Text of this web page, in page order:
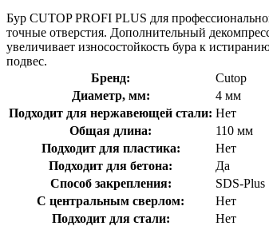
Бур CUTOP PROFI PLUS для
точные отверстия. Дополнительный
увеличивает износостойкость бура к
подвес.
Бренд:
Cutop
Диаметр, мм:
4 мм
Подходит для нержавеющей стали: Нет
Общая длина:
110 мм
Подходит для пластика:
Нет
Подходит для бетона:
Да
Способ закрепления:
SDS-Plus
С центральным сверлом:
Нет
Подходит для стали:
Нет